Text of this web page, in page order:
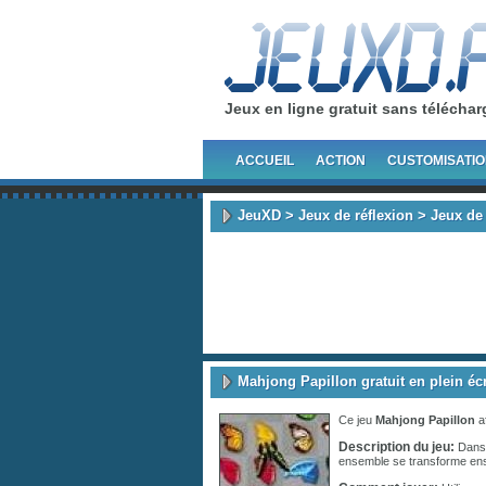
Jeux en ligne gratuit sans
ACCUEIL ACTION
JeuXD> Jeux de réflexion > Jeux
Mahjong Papillon gratuit en plein
Ce jeu Mahjong Papillon
Description du jeu:
ensemble se transforme